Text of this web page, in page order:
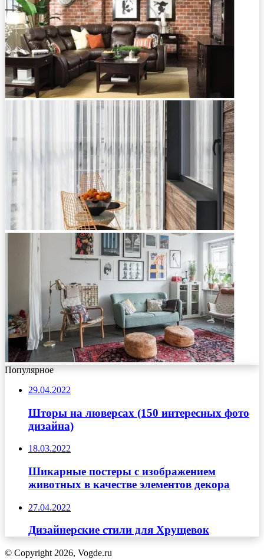
Популярное
29.04.2022
Шторы на люверсах (150 интересных фото
дизайна)
18.03.2022
Шикарные постеры с изображением
животных в качестве элементов декора
27.04.2022
Дизайнерские стили для Хрущевок
© Copyright 2026, Vogde.ru